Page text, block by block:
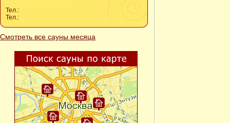
Тел.:
Тел.:
Смотреть все сауны месяца